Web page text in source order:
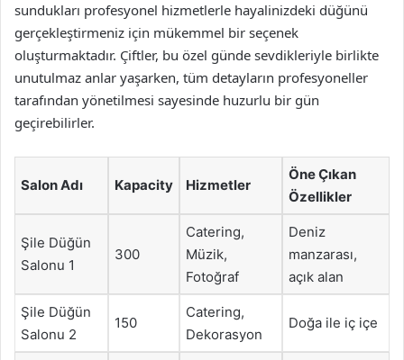
sundukları profesyonel hizmetlerle hayalinizdeki düğünü
gerçekleştirmeniz için mükemmel bir seçenek
oluşturmaktadır. Çiftler, bu özel günde sevdikleriyle birlikte
unutulmaz anlar yaşarken, tüm detayların profesyoneller
tarafından yönetilmesi sayesinde huzurlu bir gün
geçirebilirler.
Salon Adı Kapacity Hizmetler
Öne Çıkan
Özellikler
Şile Düğün
Salonu 1
300
Catering,
Müzik,
Fotoğraf
Deniz
manzarası,
açık alan
Şile Düğün
Salonu 2
150
Catering,
Dekorasyon
Doğa ile iç içe